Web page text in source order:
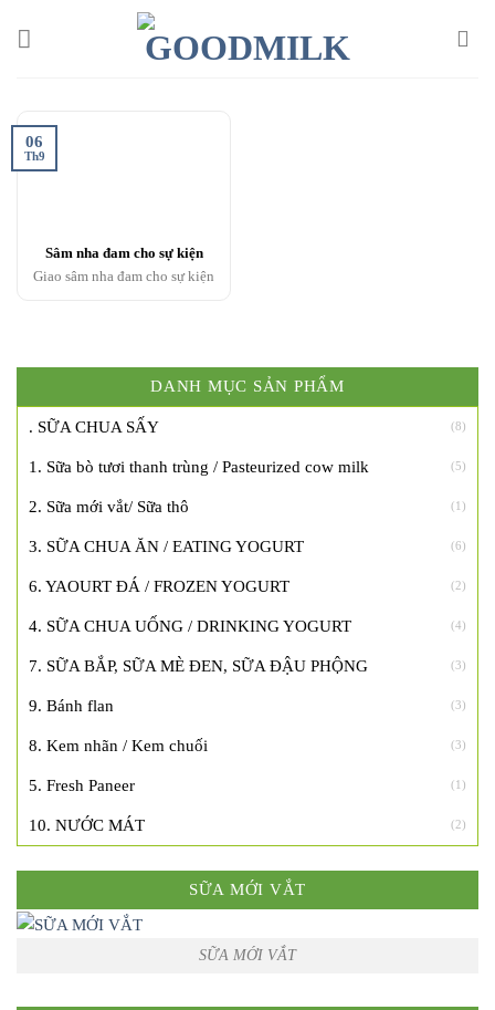
Sâm nha đam cho sự kiện
Giao sâm nha đam cho sự kiện
06
Th9
DANH MỤC SẢN PHẨM
. SỮA CHUA SẤY (8)
1. Sữa bò tươi thanh trùng / Pasteurized cow milk (5)
2. Sữa mới vắt/ Sữa thô (1)
3. SỮA CHUA ĂN / EATING YOGURT (6)
6. YAOURT ĐÁ / FROZEN YOGURT (2)
4. SỮA CHUA UỐNG / DRINKING YOGURT (4)
7. SỮA BẮP, SỮA MÈ ĐEN, SỮA ĐẬU PHỘNG (3)
9. Bánh flan (3)
8. Kem nhãn / Kem chuối (3)
5. Fresh Paneer (1)
10. NƯỚC MÁT (2)
SỮA MỚI VẮT
SỮA MỚI VẮT